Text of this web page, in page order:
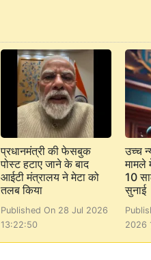
प्रधानमंत्री की फेसबुक
पोस्ट हटाए जाने के बाद
आईटी मंत्रालय ने मेटा को
तलब किया
Published On 28 Jul 2026
13:22:50
उच्च
मामले
10
सुनाई
2026